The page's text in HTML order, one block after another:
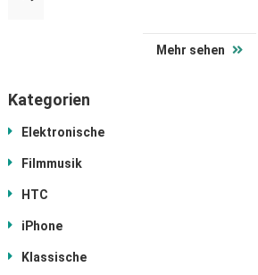
Mehr sehen
Kategorien
Elektronische
Filmmusik
HTC
iPhone
Klassische